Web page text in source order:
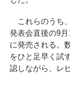
これらのうち
発表会直後の9
に発売される。
をひと足早く試
認しながら、レ